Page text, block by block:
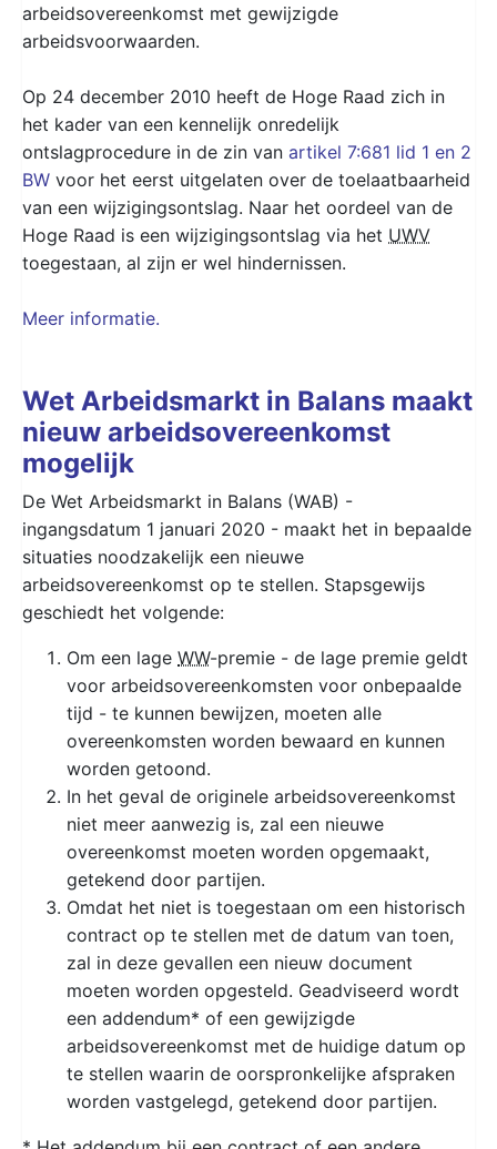
arbeidsovereenkomst met gewijzigde
arbeidsvoorwaarden.
Op 24 december 2010 heeft de Hoge Raad zich in
het kader van een kennelijk onredelijk
ontslagprocedure in de zin van artikel 7:681 lid 1 en 2
BW voor het eerst uitgelaten over de toelaatbaarheid
van een wijzigingsontslag. Naar het oordeel van de
Hoge Raad is een wijzigingsontslag via het UWV
toegestaan, al zijn er wel hindernissen.
Meer informatie.
Wet Arbeidsmarkt in Balans maakt
nieuw arbeidsovereenkomst
mogelijk
De Wet Arbeidsmarkt in Balans (WAB) -
ingangsdatum 1 januari 2020 - maakt het in bepaalde
situaties noodzakelijk een nieuwe
arbeidsovereenkomst op te stellen. Stapsgewijs
geschiedt het volgende:
Om een lage WW-premie - de lage premie geldt
voor arbeidsovereenkomsten voor onbepaalde
tijd - te kunnen bewijzen, moeten alle
overeenkomsten worden bewaard en kunnen
worden getoond.
In het geval de originele arbeidsovereenkomst
niet meer aanwezig is, zal een nieuwe
overeenkomst moeten worden opgemaakt,
getekend door partijen.
Omdat het niet is toegestaan om een historisch
contract op te stellen met de datum van toen,
zal in deze gevallen een nieuw document
moeten worden opgesteld. Geadviseerd wordt
een addendum* of een gewijzigde
arbeidsovereenkomst met de huidige datum op
te stellen waarin de oorspronkelijke afspraken
worden vastgelegd, getekend door partijen.